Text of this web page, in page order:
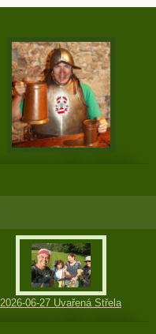
2026-06-27 Uvařená Střela